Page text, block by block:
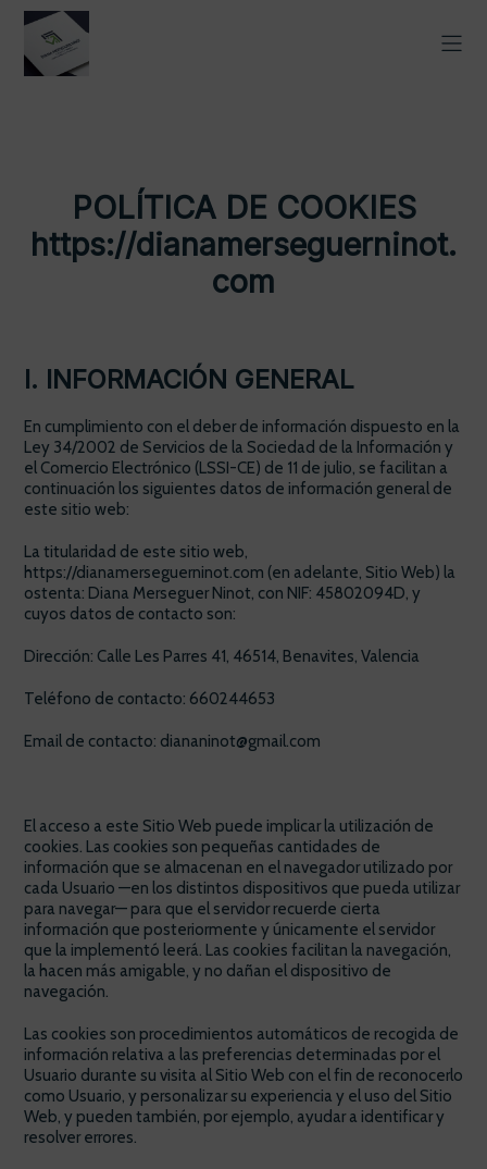
POLÍTICA DE COOKIES
https://dianamerseguerninot.
com
I. INFORMACIÓN GENERAL
En cumplimiento con el deber de información dispuesto en la
Ley 34/2002 de Servicios de la Sociedad de la Información y
el Comercio Electrónico (LSSI-CE) de 11 de julio, se facilitan a
continuación los siguientes datos de información general de
este sitio web:
La titularidad de este sitio web,
https://dianamerseguerninot.com (en adelante, Sitio Web) la
ostenta: Diana Merseguer Ninot, con NIF: 45802094D, y
cuyos datos de contacto son:
Dirección: Calle Les Parres 41, 46514, Benavites, Valencia
Teléfono de contacto: 660244653
Email de contacto: diananinot@gmail.com
El acceso a este Sitio Web puede implicar la utilización de
cookies. Las cookies son pequeñas cantidades de
información que se almacenan en el navegador utilizado por
cada Usuario —en los distintos dispositivos que pueda utilizar
para navegar— para que el servidor recuerde cierta
información que posteriormente y únicamente el servidor
que la implementó leerá. Las cookies facilitan la navegación,
la hacen más amigable, y no dañan el dispositivo de
navegación.
Las cookies son procedimientos automáticos de recogida de
información relativa a las preferencias determinadas por el
Usuario durante su visita al Sitio Web con el fin de reconocerlo
como Usuario, y personalizar su experiencia y el uso del Sitio
Web, y pueden también, por ejemplo, ayudar a identificar y
resolver errores.